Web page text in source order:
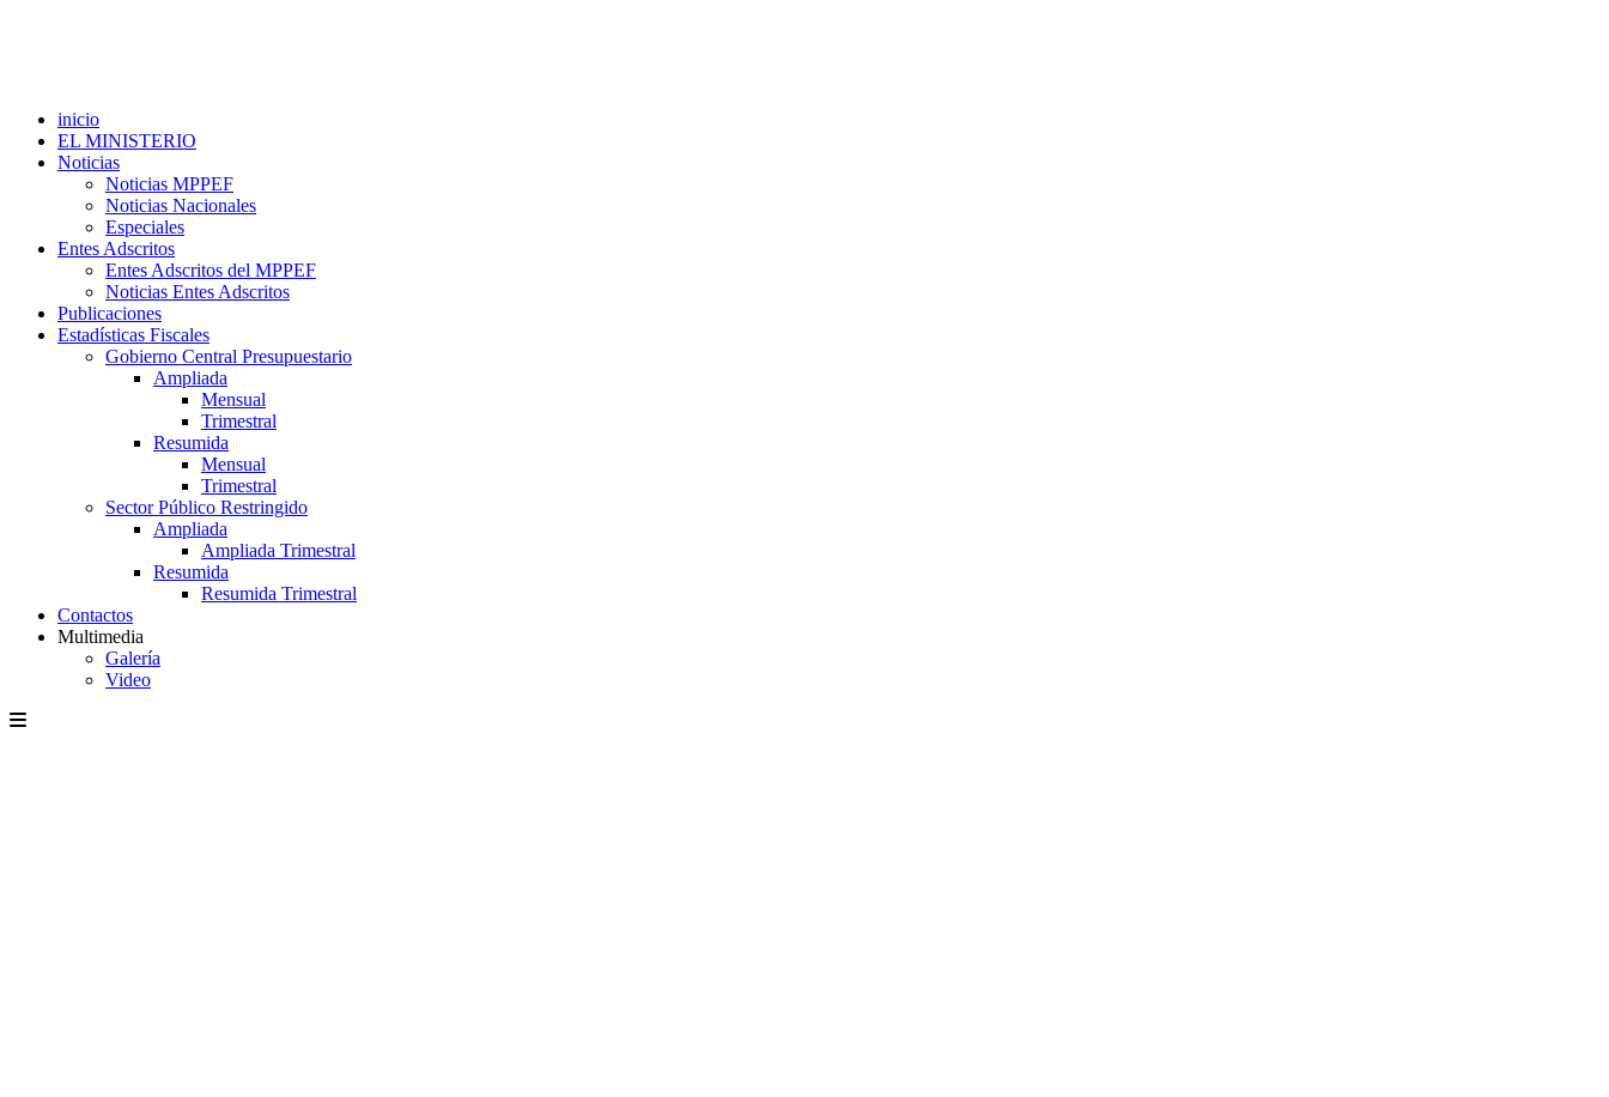
inicio
EL MINISTERIO
Noticias
Noticias MPPEF
Noticias Nacionales
Especiales
Entes Adscritos
Entes Adscritos del MPPEF
Noticias Entes Adscritos
Publicaciones
Estadísticas Fiscales
Gobierno Central Presupuestario
Ampliada
Mensual
Trimestral
Resumida
Mensual
Trimestral
Sector Público Restringido
Ampliada
Ampliada Trimestral
Resumida
Resumida Trimestral
Contactos
Multimedia
Galería
Video